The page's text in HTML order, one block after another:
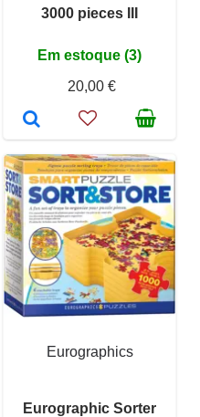
3000 pieces III
Em estoque (3)
20,00 €
Eurographics
Eurographic Sorter